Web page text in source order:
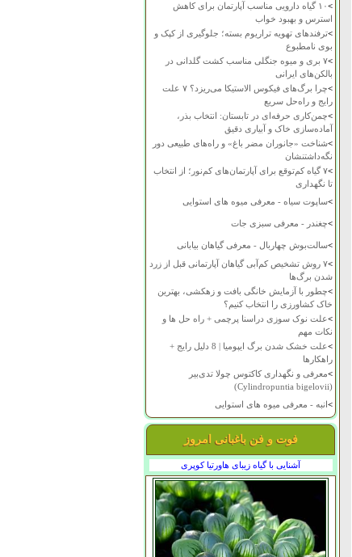
>
۱۰ گیاه دارویی مناسب آپارتمان برای کاهش
استرس و بهبود خواب
>ترفندهای تهویه تراریوم بسته؛ جلوگیری از کپک و
بوی نامطبوع
>
۷ بری و میوه جنگلی مناسب کشت گلدانی در
بالکن‌های ایرانی
>
چرا برگ‌های فیکوس الاستیکا می‌ریزد؟ ۷ علت
رایج و راه‌حل سریع
>چمن‌کاری حرفه‌ای در تابستان: انتخاب بذر،
آماده‌سازی خاک و آبیاری دقیق
>شناخت «جانوران مضر باغ» و راه‌های طبیعی دور
نگه‌داشتنشان
>
۷ گیاه کم‌توقع برای آپارتمان‌های کم‌نور؛ از انتخاب
تا نگهداری
>ساپوت سیاه - معرفی میوه های استوایی
>چغندر - معرفی سبزی جات
>سالت‌بوش چهاربال - معرفی گیاهان بیابانی
>
۷ روش تشخیص کم‌آبی گیاهان آپارتمانی قبل از زرد
شدن برگ‌ها
>چطور با آزمایش خانگی بافت و زهکشی، بهترین
خاک کشاورزی را انتخاب کنیم؟
>علت نوک سوزی دراسنا پرچمی + راه حل ها و
نکات مهم
>
علت خشک شدن برگ ایپومیا | 8 دلیل رایج +
راهکارها
>معرفی و نگهداری کاکتوس چولا تدی‌بیر
(Cylindropuntia bigelovii)
>انبه - معرفی میوه های استوایی
فوت و فن باغبانی امروز
آشنایی با گیاه زیبای هاورتیا کوپری